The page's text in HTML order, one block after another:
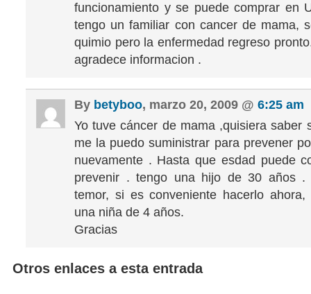
funcionamiento y se puede comprar en
tengo un familiar con cancer de mama,
quimio pero la enfermedad regreso
agradece informacion .
By betyboo, marzo 20, 2009 @ 6:25 am
Yo tuve cáncer de mama ,quisiera saber
me la puedo suministrar para prevener
nuevamente . Hasta que esdad puede
prevenir . tengo una hijo de 30 años
temor, si es conveniente hacerlo
una niña de 4 años.
Gracias
Otros enlaces a esta entrada